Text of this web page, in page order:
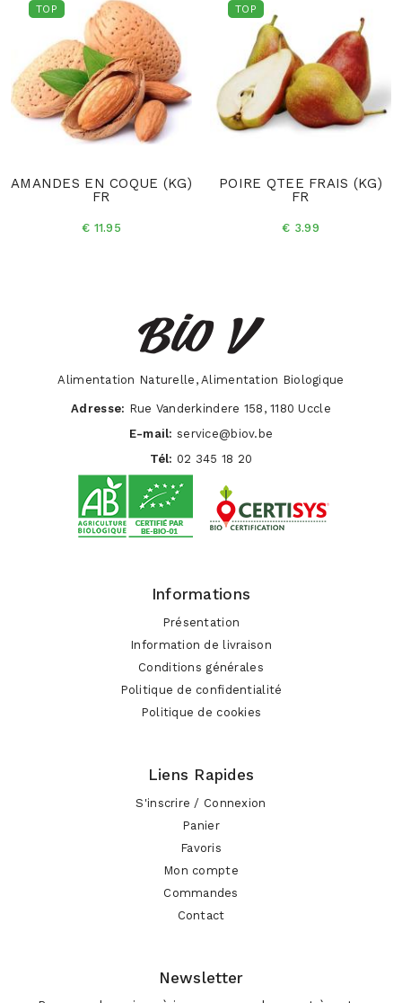
TOP
AMANDES EN COQUE (KG)
FR
€ 11.95
TOP
POIRE QTEE FRAIS (KG)
FR
€ 3.99
Alimentation Naturelle, Alimentation Biologique
Adresse: Rue Vanderkindere 158, 1180 Uccle
E-mail: service@biov.be
Tél: 02 345 18 20
Informations
Présentation
Information de livraison
Conditions générales
Politique de confidentialité
Politique de cookies
Liens Rapides
S'inscrire / Connexion
Panier
Favoris
Mon compte
Commandes
Contact
Newsletter